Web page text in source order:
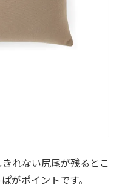
れない尻尾が残るとこ
がポイントです。